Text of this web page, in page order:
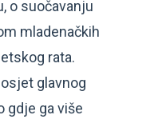
o suočavanju
mladenačkih
rata.
glavnog
gdje ga više